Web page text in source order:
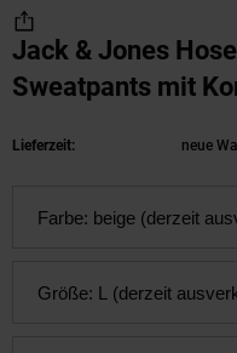
Jack & Jones
Sweatpants mit
Lieferzeit: neue
Farbe: beige (derzeit
Größe: L (derzeit